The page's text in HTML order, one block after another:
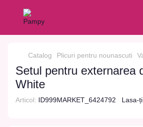
Catalog Plicuri pentru nounascuti
Setul pentru externarea
White
Articol: ID999MARKET_6424792 Lasa-